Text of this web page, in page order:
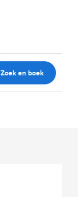
Zoek en boek